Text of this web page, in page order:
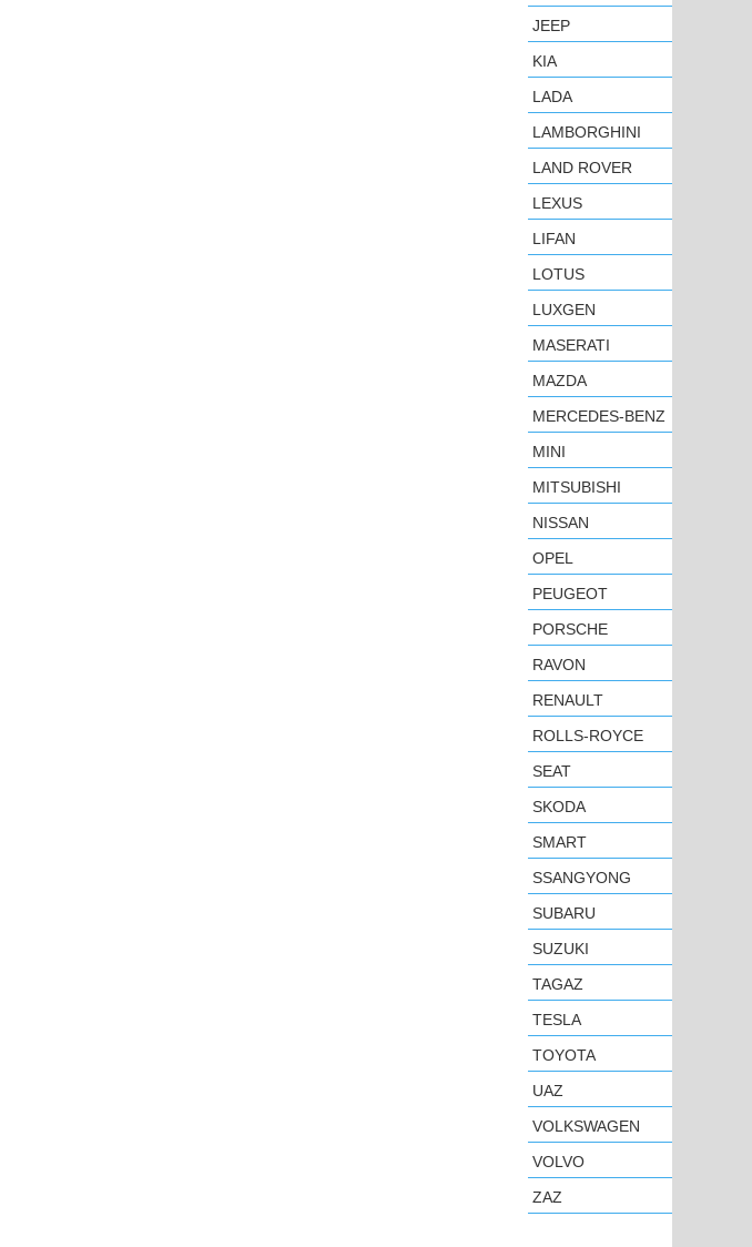
JEEP
KIA
LADA
LAMBORGHINI
LAND ROVER
LEXUS
LIFAN
LOTUS
LUXGEN
MASERATI
MAZDA
MERCEDES-BENZ
MINI
MITSUBISHI
NISSAN
OPEL
PEUGEOT
PORSCHE
RAVON
RENAULT
ROLLS-ROYCE
SEAT
SKODA
SMART
SSANGYONG
SUBARU
SUZUKI
TAGAZ
TESLA
TOYOTA
UAZ
VOLKSWAGEN
VOLVO
ZAZ